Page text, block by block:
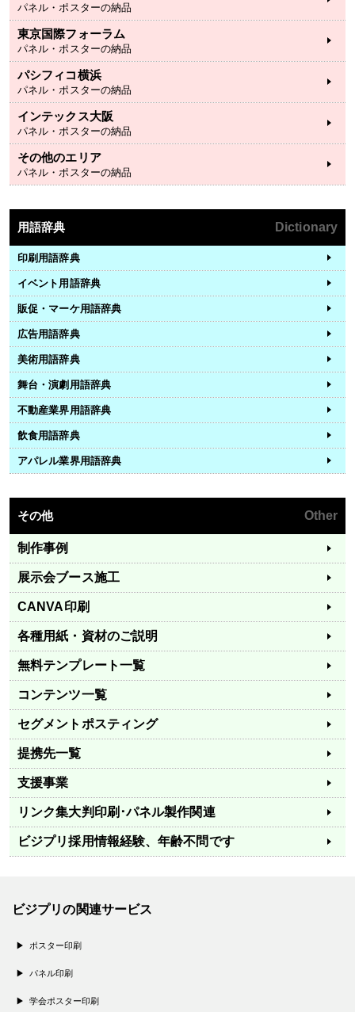
パネル・ポスターの納品
東京国際フォーラム
パネル・ポスターの納品
パシフィコ横浜
パネル・ポスターの納品
インテックス大阪
パネル・ポスターの納品
その他のエリア
パネル・ポスターの納品
用語辞典 Dictionary
印刷用語辞典
イベント用語辞典
販促・マーケ用語辞典
広告用語辞典
美術用語辞典
舞台・演劇用語辞典
不動産業界用語辞典
飲食用語辞典
アパレル業界用語辞典
その他 Other
制作事例
展示会ブース施工
CANVA印刷
各種用紙・資材のご説明
無料テンプレート一覧
コンテンツ一覧
セグメントポスティング
提携先一覧
支援事業
リンク集大判印刷･パネル製作関連
ビジプリ採用情報経験、年齢不問です
ビジプリの関連サービス
ポスター印刷
パネル印刷
学会ポスター印刷